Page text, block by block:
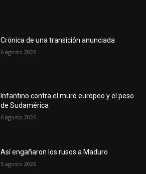
Crónica de una transición anunciada
6 agosto 2026
Infantino contra el muro europeo y el peso
de Sudamérica
6 agosto 2026
Así engañaron los rusos a Maduro
5 agosto 2026